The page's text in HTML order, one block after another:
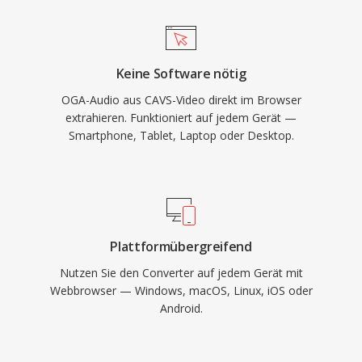
Komplexitäten proprietärer Formate. Das
Metadaten für standardisiertes Tagging von
Künstler-, Album- und Titelinformationen. OGA
wird nativ in Firefox, Chromium-basierten
Browsern, VLC und den meisten Linux-
Audioverteilung und Archivierungs-Workflows.
Keine Software nötig
OGA-Audio aus CAVS-Video direkt im Browser
extrahieren. Funktioniert auf jedem Gerät —
Smartphone, Tablet, Laptop oder Desktop.
Plattformübergreifend
Nutzen Sie den Converter auf jedem Gerät mit
Webbrowser — Windows, macOS, Linux, iOS oder
Android.